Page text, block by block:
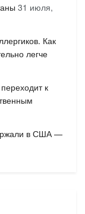
31 июля,
Как
легче
к
в США —